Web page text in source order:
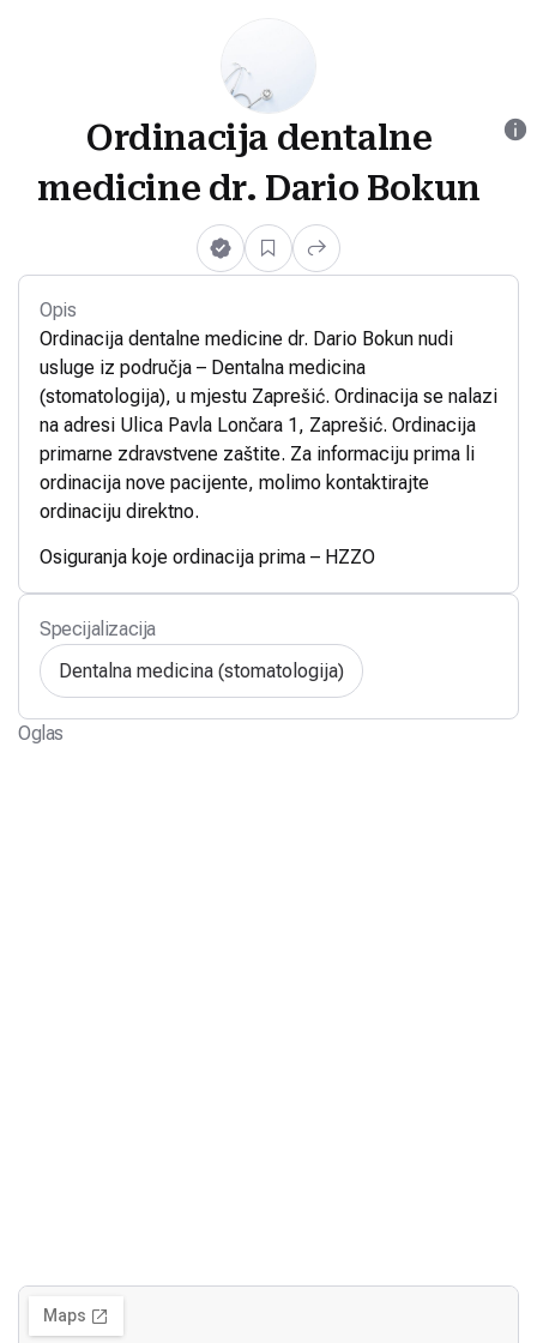
Ordinacija dentalne
medicine dr. Dario Bokun
Opis
Ordinacija dentalne medicine dr. Dario Bokun nudi
usluge iz područja – Dentalna medicina
(stomatologija), u mjestu Zaprešić. Ordinacija se nalazi
na adresi Ulica Pavla Lončara 1, Zaprešić. Ordinacija
primarne zdravstvene zaštite. Za informaciju prima li
ordinacija nove pacijente, molimo kontaktirajte
ordinaciju direktno.
Osiguranja koje ordinacija prima – HZZO
Specijalizacija
Dentalna medicina (stomatologija)
Oglas